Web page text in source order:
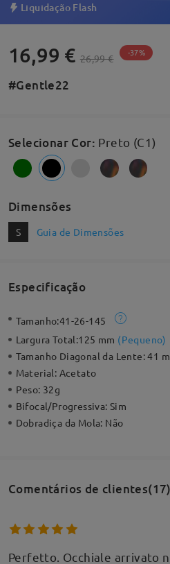
Liquidação Flash
16,99 € 26,99 € -37%
#Gentle22
Selecionar Cor: Preto (C1)
Dimensões
S Guia de Dimensões
Especificação
Tamanho:41-26-145
Largura Total:125 mm (Pequeno)
Tamanho Diagonal da Lente:41
Material: Acetato
Peso: 32g
Bifocal/Progressiva:Sim
Dobradiça da Mola: Não
Comentários de clientes(17)
Perfetto. Occhiale arrivato